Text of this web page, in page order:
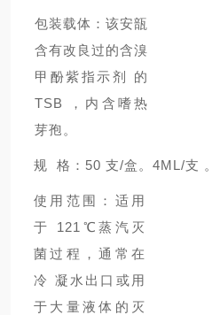
包装载体：该安瓿
含有改良过的含溴
甲酚紫指示剂 的
TSB ，内含嗜热
芽孢。
规 格：50 支/盒。4ML/支 。
使用范围：适用
于 121℃蒸汽灭
菌过程，通常在
冷 凝水出口或用
于大量液体的灭